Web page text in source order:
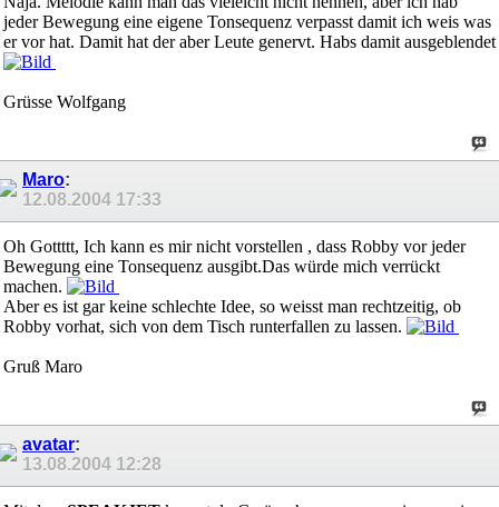
jeder Bewegung eine eigene Tonsequenz verpasst damit ich weis was
er vor hat. Damit hat der aber Leute genervt. Habs damit ausgeblendet
Grüsse Wolfgang
Maro:
12.08.2004 17:33
Oh Gottttt, Ich kann es mir nicht vorstellen , dass Robby vor jeder
Bewegung eine Tonsequenz ausgibt.Das würde mich verrückt
machen.
Aber es ist gar keine schlechte Idee, so weisst man rechtzeitig, ob
Robby vorhat, sich von dem Tisch runterfallen zu lassen.
Gruß Maro
avatar:
13.08.2004 12:28